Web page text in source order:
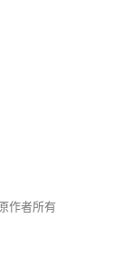
作者所有